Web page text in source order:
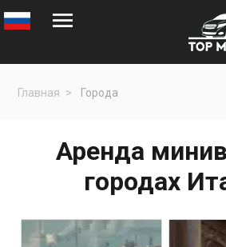
Главная Города
Аренда
городах